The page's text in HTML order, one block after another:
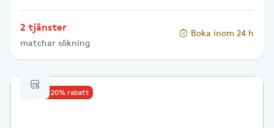
Hot Stone Massage
Hot yoga
Hudföryngring
2 tjänster
matchar sökning
Boka inom 24 h
Upp till 20% rabatt